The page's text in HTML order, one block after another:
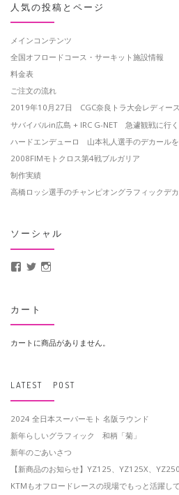
人気の投稿とページ
メインコンテンツ
全国オフロードコース・サーキット施設情報
料金表
ご注文の流れ
2019年10月27日 CGC奈良トラ大会レディー
サバイバルin広島 + IRC G-NET 急遽観戦に行く
ハードエンデューロ 山本礼人選手のデカールを
2008FIMモトクロス第4戦ブルガリア
制作実績
高橋ロッシ選手のチャンピオングラフィックデ
ソーシャル
MotoCrusader さんのプロフィー
@MotoCrusader さんのプロ
カート
カートに商品がありません。
LATEST POST
2024 全日本スーパーモト 名阪ラウンド
新年らしいグラフィック 和柄「菊」
新年のごあいさつ
【新商品のお知らせ】YZ125、YZ125X、
KTMもオフロードレースの現場でもっと活躍し